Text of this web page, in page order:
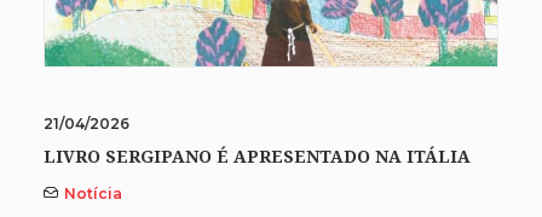
21/04/2026
LIVRO SERGIPANO É APRESENTADO NA ITÁLIA
Notícia